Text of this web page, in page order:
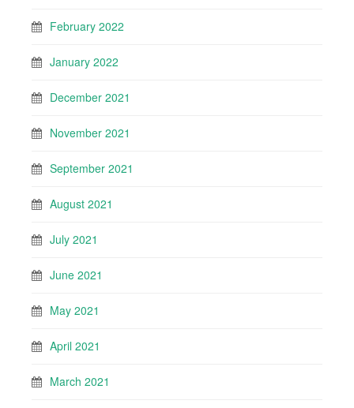
February 2022
January 2022
December 2021
November 2021
September 2021
August 2021
July 2021
June 2021
May 2021
April 2021
March 2021